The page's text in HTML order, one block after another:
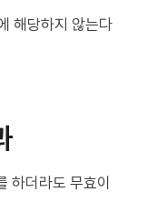
해당하지 않는다
하더라도 무효이